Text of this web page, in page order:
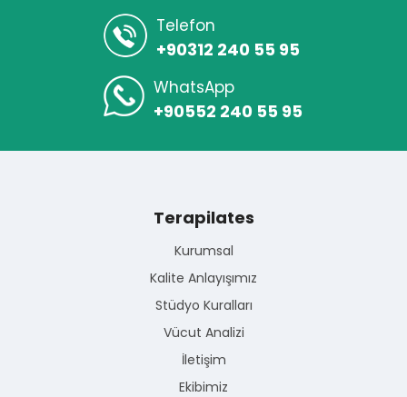
Telefon
+90312 240 55 95
WhatsApp
+90552 240 55 95
Terapilates
Kurumsal
Kalite Anlayışımız
Stüdyo Kuralları
Vücut Analizi
İletişim
Ekibimiz